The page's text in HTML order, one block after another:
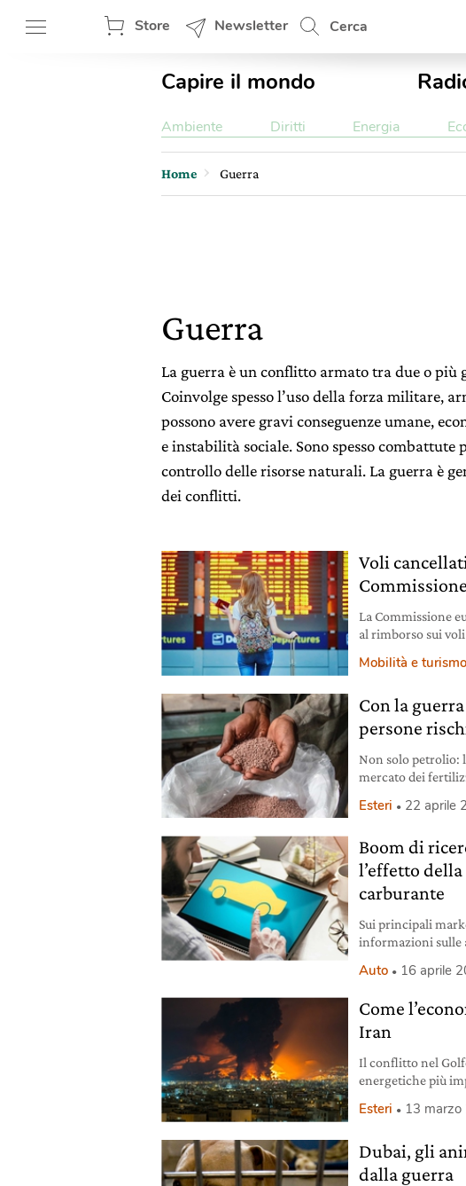
Store Newsletter Cerca
Capire il mondo
Ambiente Diritti Energia
Home Guerra
Guerra
La guerra è un conflitto armato tra due o
Coinvolge spesso l’uso della forza militare,
possono avere gravi conseguenze umane,
e instabilità sociale. Sono spesso
controllo delle risorse naturali. La guerra è
dei conflitti.
Voli
La Commissione
al rimborso sui
retroattivi.
Mobilità e turismo
Con la
persone
Non solo petrolio:
mercato dei
Esteri 22 aprile
Boom di
l’effetto
carburante
Sui principali
informazioni sulle
questo interesse
Auto 16 aprile
Come
Iran
Il conflitto nel
energetiche più
le possibili
Esteri 13
Dubai, gli
dalla guerra